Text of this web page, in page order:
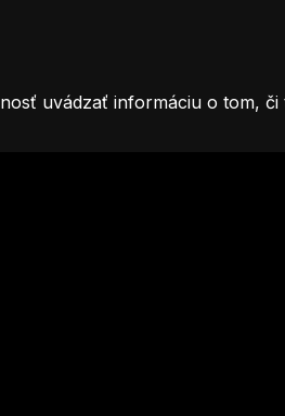
uvádzať informáciu o tom, či